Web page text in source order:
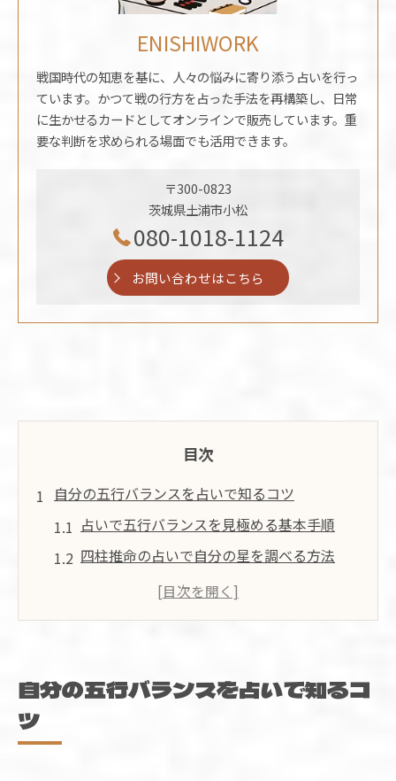
ENISHIWORK
戦国時代の知恵を基に、人々の悩みに寄り添う占いを行っ
ています。かつて戦の行方を占った手法を再構築し、日常
に生かせるカードとしてオンラインで販売しています。重
要な判断を求められる場面でも活用できます。
〒300-0823
茨城県土浦市小松
080-1018-1124
お問い合わせはこちら
目次
自分の五行バランスを占いで知るコツ
占いで五行バランスを見極める基本手順
四柱推命の占いで自分の星を調べる方法
五行バランス診断を使った占い体験の始め
五行自動計算を活用した占いのコツ
五行バランス診断が導く自己理解の新発見
自分の五行バランスを占いで知るコ
ツ